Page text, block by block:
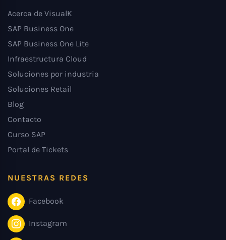
Acerca de VisualK
SAP Business One
SAP Business One Lite
Infraestructura Cloud
Soluciones por industria
Soluciones Retail
Blog
Contacto
Curso SAP
Portal de Tickets
NUESTRAS REDES
Facebook
Instagram